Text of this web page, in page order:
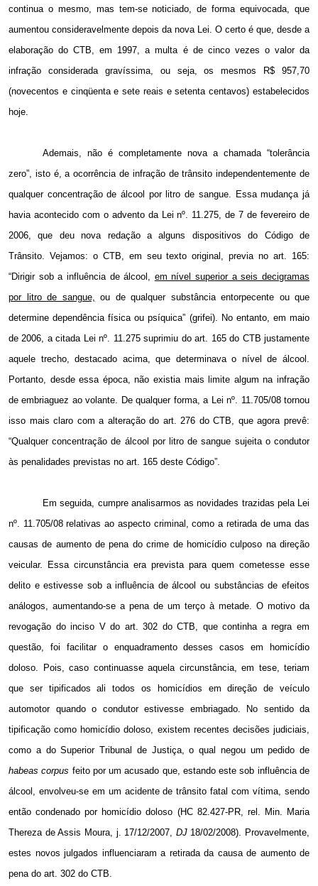
continua o mesmo, mas tem-se noticiado, de forma equivocada, que
aumentou consideravelmente depois da nova Lei. O certo é que, desde a
elaboração do CTB, em 1997, amulta é de cinco vezes o valor da
infração considerada gravíssima, ou seja, os mesmos R$ 957,70
(novecentos e cinqüenta e sete reais e setenta centavos) estabelecidos
hoje.
Ademais, não é completamente nova a chamada “tolerância
zero”, isto é, a ocorrência de infração de trânsito independentemente de
qualquer concentração de álcool por litro de sangue. Essa mudança já
havia acontecido com o advento da Lei nº. 11.275, de 7 de fevereiro de
2006, que deu nova redação a alguns dispositivos do Código de
Trânsito. Vejamos: o CTB, em seu texto original, previa no art. 165:
“Dirigir sob a influência de álcool, em nível superior a seis decigramas
por litro de sangue, ou de qualquer substância entorpecente ou que
determine dependência física ou psíquica” (grifei). No entanto, em maio
de2006, acitada Lei nº. 11.275 suprimiu do art. 165 do CTB justamente
aquele trecho, destacado acima, que determinava o nível de álcool.
Portanto, desde essa época, não existia mais limite algum na infração
de embriaguez ao volante. De qualquer forma, a Lei nº. 11.705/08 tornou
isso mais claro com a alteração do art. 276 do CTB, que agora prevê:
“Qualquer concentração de álcool por litro de sangue sujeita o condutor
às penalidades previstas no art. 165 deste Código”.
Em seguida, cumpre analisarmos asnovidades trazidas pela Lei
nº. 11.705/08 relativas ao aspecto criminal, como a retirada de uma das
causas de aumento de pena do crime de homicídio culposo na direção
veicular. Essa circunstância era prevista para quem cometesse esse
delito e estivesse sob a influência de álcool ou substâncias de efeitos
análogos, aumentando-se a pena de um terço à metade. O motivo da
revogação do inciso V do art. 302 do CTB, que continha a regra em
questão, foi facilitar o enquadramento desses casos em homicídio
doloso. Pois, caso continuasse aquela circunstância, em tese, teriam
que ser tipificados ali todos os homicídios em direção de veículo
automotor quando o condutor estivesse embriagado. No sentido da
tipificação como homicídio doloso, existem recentes decisões judiciais,
como a doSuperior Tribunal de Justiça, o qual negou um pedido de
habeas corpus feito por um acusado que, estando este sob influência de
álcool, envolveu-se em um acidente de trânsito fatal com vítima, sendo
então condenado por homicídio doloso (HC 82.427-PR, rel. Min. Maria
Thereza de Assis Moura, j. 17/12/2007, DJ18/02/2008). Provavelmente,
estes novos julgados influenciaram a retirada da causa de aumento de
pena do art. 302 do CTB.